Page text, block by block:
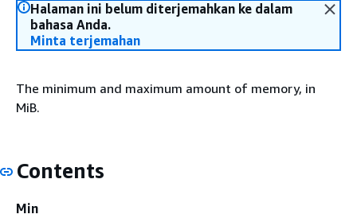
Halaman ini belum diterjemahkan ke dalam
bahasa Anda.
Minta terjemahan
The minimum and maximum amount of memory, in
MiB.
Contents
Min